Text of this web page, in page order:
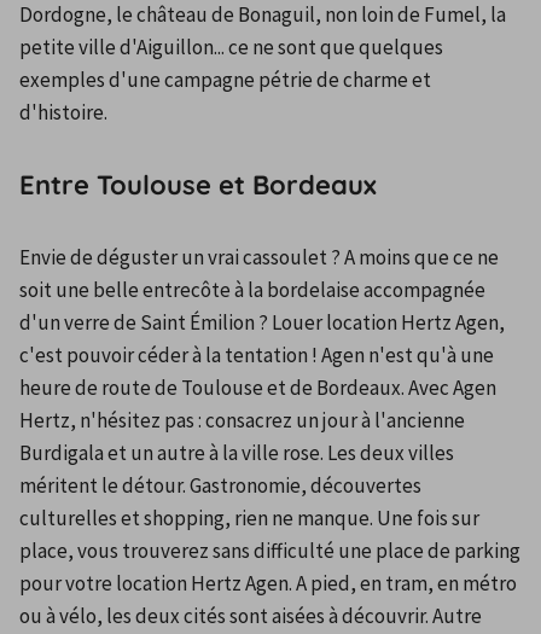
Dordogne, le château de Bonaguil, non loin de Fumel, la
petite ville d'Aiguillon... ce ne sont que quelques
exemples d'une campagne pétrie de charme et
d'histoire.
Entre Toulouse et Bordeaux
Envie de déguster un vrai cassoulet ? A moins que ce ne
soit une belle entrecôte à la bordelaise accompagnée
d'un verre de Saint Émilion ? Louer location Hertz Agen,
c'est pouvoir céder à la tentation ! Agen n'est qu'à une
heure de route de Toulouse et de Bordeaux. Avec Agen
Hertz, n'hésitez pas : consacrez un jour à l'ancienne
Burdigala et un autre à la ville rose. Les deux villes
méritent le détour. Gastronomie, découvertes
culturelles et shopping, rien ne manque. Une fois sur
place, vous trouverez sans difficulté une place de parking
pour votre location Hertz Agen. A pied, en tram, en métro
ou à vélo, les deux cités sont aisées à découvrir. Autre